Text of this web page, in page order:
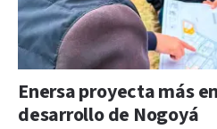
Enersa proyecta más
desarrollo de Nogoyá